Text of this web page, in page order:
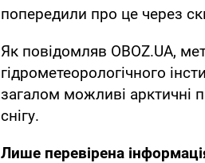
попередили про це через
Як повідомляв OBOZ.UA,
гідрометеорологічного
загалом можливі арктичні
снігу.
Лише перевірена